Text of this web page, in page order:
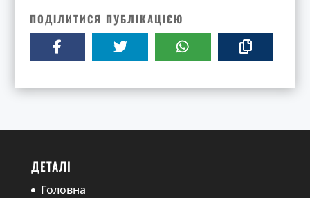
ПОДІЛИТИСЯ ПУБЛІКАЦІЄЮ
ДЕТАЛІ
Головна